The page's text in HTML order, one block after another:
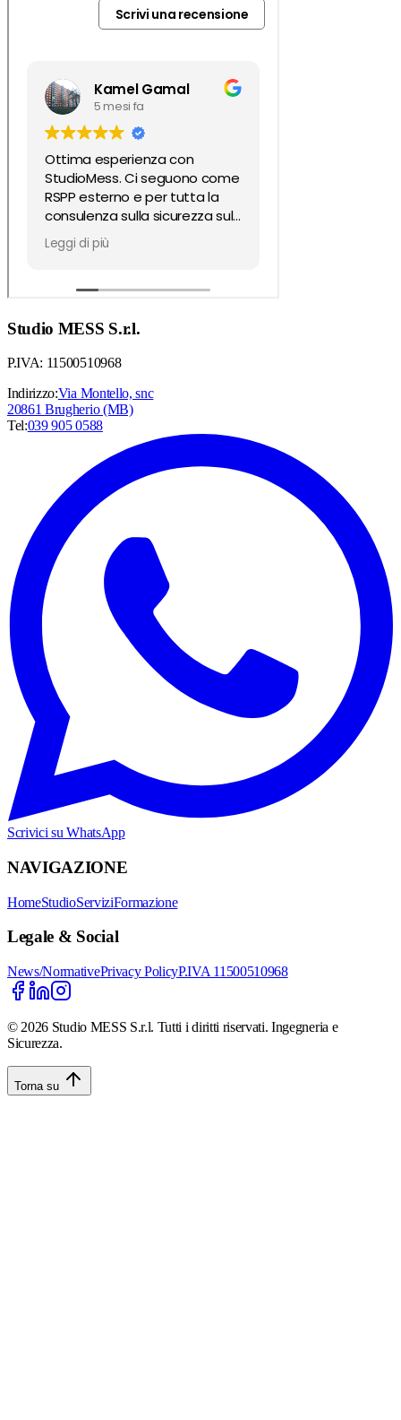
Studio MESS S.r.l.
P.IVA: 11500510968
Indirizzo:Via Montello, snc
20861 Brugherio (MB)
Tel:039 905 0588
Scrivici su WhatsApp
NAVIGAZIONE
HomeStudioServiziFormazione
Legale & Social
News/NormativePrivacy PolicyP.IVA 11500510968
© 2026 Studio MESS S.r.l. Tutti i diritti riservati. Ingegneria e
Sicurezza.
Torna su